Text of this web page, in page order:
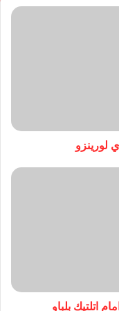
لورينزو
اتلتيك بلباو